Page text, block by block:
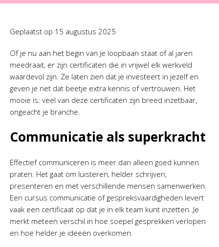
Geplaatst op 15 augustus 2025
Of je nu aan het begin van je loopbaan staat of al jaren
meedraait, er zijn certificaten die in vrijwel elk werkveld
waardevol zijn. Ze laten zien dat je investeert in jezelf en
geven je net dat beetje extra kennis of vertrouwen. Het
mooie is: veel van deze certificaten zijn breed inzetbaar,
ongeacht je branche.
Communicatie als superkracht
Effectief communiceren is meer dan alleen goed kunnen
praten. Het gaat om luisteren, helder schrijven,
presenteren en met verschillende mensen samenwerken.
Een cursus communicatie of gespreksvaardigheden levert
vaak een certificaat op dat je in elk team kunt inzetten. Je
merkt meteen verschil in hoe soepel gesprekken verlopen
en hoe helder je ideeën overkomen.